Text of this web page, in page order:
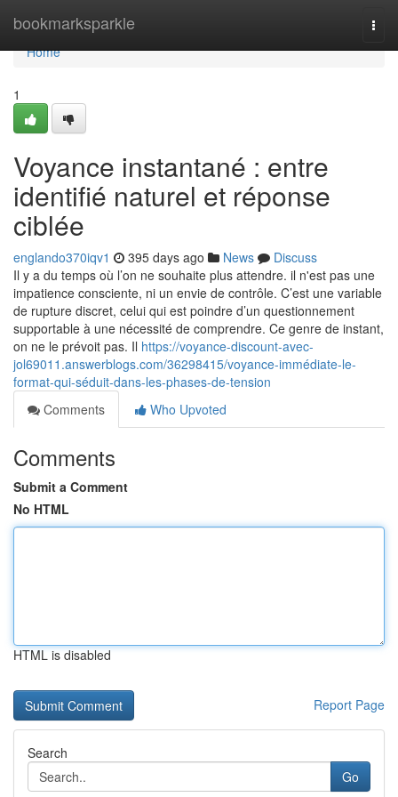
bookmarksparkle
Home
Home
1
Voyance instantané : entre
identifié naturel et réponse
ciblée
englando370iqv1 395 days ago News
Discuss
Il y a du temps où l’on ne souhaite plus attendre. il n'est pas une
impatience consciente, ni un envie de contrôle. C’est une variable
de rupture discret, celui qui est poindre d’un questionnement
supportable à une nécessité de comprendre. Ce genre de instant,
on ne le prévoit pas. Il https://voyance-discount-avec-
jol69011.answerblogs.com/36298415/voyance-immédiate-le-
format-qui-séduit-dans-les-phases-de-tension
Comments
Who Upvoted
Comments
Submit a Comment
No HTML
HTML is disabled
Report Page
Search
Go